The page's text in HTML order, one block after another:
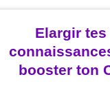
Elargir tes
booster ton